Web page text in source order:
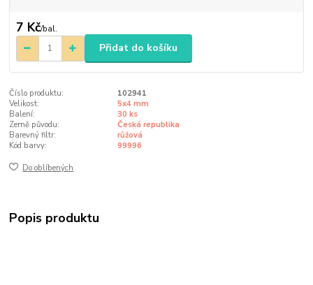
7 Kč/bal.
Přidat do košíku
Číslo produktu:
102941
Velikost:
5x4 mm
Balení:
30 ks
Země původu:
Česká republika
Barevný filtr:
růžová
Kód barvy:
99996
Do oblíbených
Popis produktu